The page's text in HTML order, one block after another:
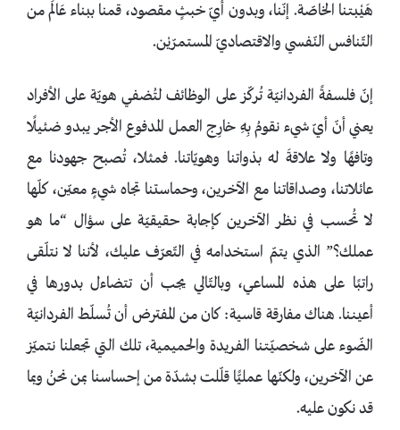
هَيْبتنا الخاصّة. إنّنا، وبدون أيّ خبثٍ مقصود، قمنا ببناء عَالَم من
التّنافس النّفسي والاقتصاديّ المستمرّيْن.
إنّ فلسفةً الفردانيّة تُركّز على الوظائف لتُضفي هويّة على الأفراد
يعني أنّ أيّ شيء نقومُ بِهِ خارِج العمل المدفوع الأجر يبدو ضئيلًا
وتافهًا ولا علاقةَ له بذواتنا وهويّاتنا. فمثلا، تُصبح جهودنا مع
عائلاتنا، وصداقاتنا مع الآخرين، وحماستنا تجاه شيءٍ معيّن، كلّها
لا تُحسب في نظر الآخرين كإجابة حقيقيّة على سؤال “ما هو
عملك؟” الذي يتمّ استخدامه في التّعرّف عليك، لأننا لا نتلّقى
راتبًا على هذه المساعي، وبالتّالي يجب أن تتضاءل بدورها في
أعيننا. هناك مفارقة قاسية: كان من المفترض أن تُسلّط الفردانيّة
الضّوء على شخصيّتنا الفريدة والحميمية، تلك التي تجعلنا نتميّز
عن الآخرين، ولكنّها عمليًّا قلّلت بشدّة من إحساسنا بمن نحنُ وبما
قد نكون عليه.